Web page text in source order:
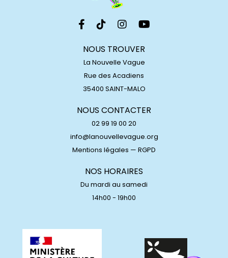
NOUS TROUVER
La Nouvelle Vague
Rue des Acadiens
35400 SAINT-MALO
NOUS CONTACTER
02 99 19 00 20
info@lanouvellevague.org
Mentions légales — RGPD
NOS HORAIRES
Du mardi au samedi
14h00 - 19h00